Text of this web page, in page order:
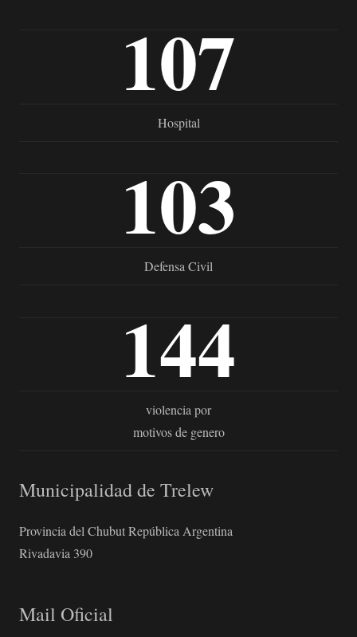
107
Hospital
103
Defensa Civil
144
violencia por
motivos de genero
Municipalidad de Trelew
Provincia del Chubut República Argentina
Rivadavia 390
Mail Oficial